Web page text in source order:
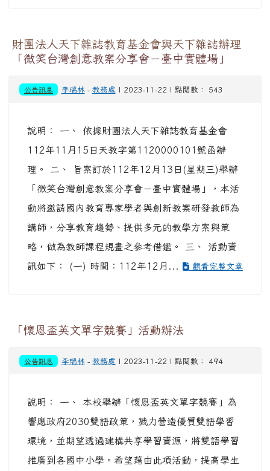
財團法人天下雜誌教育基金會與天下雜誌辦理
「微笑台灣創意教案分享會－臺中實體場」
公告訊息 李瑞林- 教務處 | 2023-11-22 | 點閱數： 543
說明： 一、 依據財團法人天下雜誌教育基金會
112年11月15日天教字第1120000101號函辦
理。 二、 旨案訂於112年12月13日(星期三)舉辦
「微笑台灣創意教案分享會－臺中實體場」，本活
動將邀請國內教育專家學者與創新教案研發教師為
講師，分享教育趨勢、提供多元的教學方案與策
略，做為教師課程規畫之參考借鑑。 三、 活動資
訊如下： (一) 時間：112年12月...
觀看完整文章
「懷恩盃英文單字競賽」活動辦法
公告訊息 李瑞林- 教務處 | 2023-11-22 | 點閱數： 494
說明： 一、 本校舉辦「懷恩盃英文單字競賽」為
響應政府2030雙語政策，戮力營造優質雙語學習
環境，並期望透過建構共享學習資源，將雙語學習
推廣到各國中小學。希望藉由此項活動，提高學生